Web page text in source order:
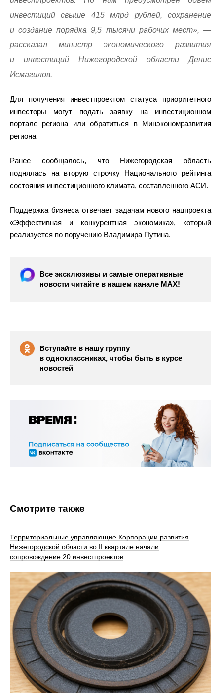
инвестиций свыше 415 млрд рублей, сохранение
и создание порядка 9,5 тысячи рабочих мест», —
рассказал министр экономического развития
и инвестиций Нижегородской области Денис
Исмагилов.
Для получения инвестпроектом статуса приоритетного
инвесторы могут подать заявку на инвестиционном
портале региона или обратиться в Минэкономразвития
региона.
Ранее сообщалось, что Нижегородская область
поднялась на вторую строчку Национального рейтинга
состояния инвестиционного климата, составленного АСИ.
Поддержка бизнеса отвечает задачам нового нацпроекта
«Эффективная и конкурентная экономика», который
реализуется по поручению Владимира Путина.
Все эксклюзивы и самые оперативные
новости читайте в нашем канале МАХ!
Вступайте в нашу группу
в одноклассниках, чтобы быть в курсе
новостей
Смотрите также
Территориальные управляющие Корпорации развития
Нижегородской области во II квартале начали
сопровождение 20 инвестпроектов